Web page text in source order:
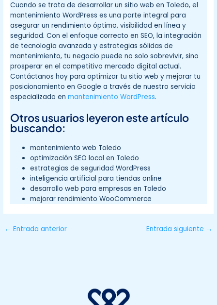
Cuando se trata de desarrollar un sitio web en Toledo, el
mantenimiento WordPress es una parte integral para
asegurar un rendimiento óptimo, visibilidad en línea y
seguridad. Con el enfoque correcto en SEO, la integración
de tecnología avanzada y estrategias sólidas de
mantenimiento, tu negocio puede no solo sobrevivir, sino
prosperar en el competitivo mercado digital actual.
Contáctanos hoy para optimizar tu sitio web y mejorar tu
posicionamiento en Google a través de nuestro servicio
especializado enmantenimiento WordPress.
Otros usuarios leyeron este artículo
buscando:
mantenimiento web Toledo
optimización SEO local en Toledo
estrategias de seguridad WordPress
inteligencia artificial para tiendas online
desarrollo web para empresas en Toledo
mejorar rendimiento WooCommerce
← Entrada anterior Entrada siguiente →